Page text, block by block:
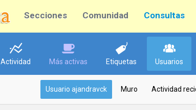
Secciones Comunidad Consultas
Actividad Más activas Etiquetas Usuarios
Usuario ajandravck Muro Actividad